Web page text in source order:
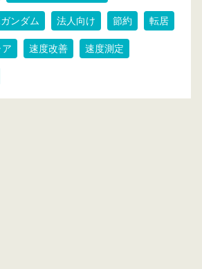
ンダム 法人向け 節約 転居
速度改善 速度測定